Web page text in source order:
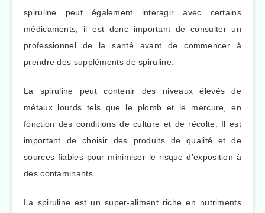
spiruline peut également interagir avec certains
médicaments, il est donc important de consulter un
professionnel de la santé avant de commencer à
prendre des suppléments de spiruline.
La spiruline peut contenir des niveaux élevés de
métaux lourds tels que le plomb et le mercure, en
fonction des conditions de culture et de récolte. Il est
important de choisir des produits de qualité et de
sources fiables pour minimiser le risque d’exposition à
des contaminants.
La spiruline est un super-aliment riche en nutriments